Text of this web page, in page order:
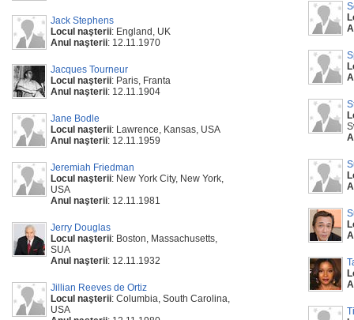
Jack Stephens
Locul naşterii: England, UK
Anul naşterii: 12.11.1970
Jacques Tourneur
Locul naşterii: Paris, Franta
Anul naşterii: 12.11.1904
Jane Bodle
Locul naşterii: Lawrence, Kansas, USA
Anul naşterii: 12.11.1959
Jeremiah Friedman
Locul naşterii: New York City, New York,
USA
Anul naşterii: 12.11.1981
Jerry Douglas
Locul naşterii: Boston, Massachusetts,
SUA
Anul naşterii: 12.11.1932
Jillian Reeves de Ortiz
Locul naşterii: Columbia, South Carolina,
USA